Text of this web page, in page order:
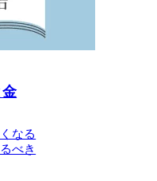
なる
べき